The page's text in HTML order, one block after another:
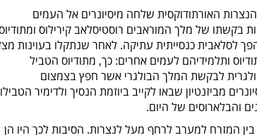
העמים הסלאביים: במהלך המאות ה-9 וה-10, הנצרות האורתודוקסית שלחה מיסיונרים אל העמים
בקשתו של מלך המוראבים רוסטיסלאב קירילוס
לסלאבית כנסייתית עתיקה. לאחר שנתקלו בעוינות
ותלמידיהם לעמים אחרים: כך, מתודיוס הטביל
לבקשת המלך הבולגרי אשר חפץ בצמצום
היוונית בממלכתו. מאוחר יותר, בשנת 988 מיסיונרים מביזנטיון שבאו לקייב ביוזמת הנסיך ולדימיר הטבילו
והבלארוסים של היום.
המזרח למערב לרחף מעל לנצרות. הסיבות לכך היו הן